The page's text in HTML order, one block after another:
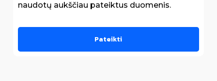
naudotų aukščiau pateiktus duomenis.